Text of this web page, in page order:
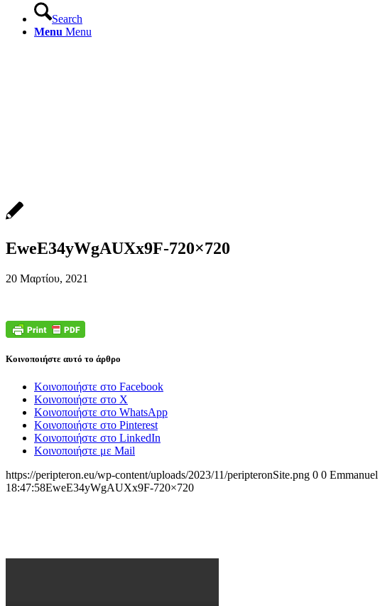
Search
Menu Menu
EweE34yWgAUXx9F-720×720
20 Μαρτίου, 2021
Κοινοποιήστε αυτό το άρθρο
Κοινοποιήστε στο Facebook
Κοινοποιήστε στο X
Κοινοποιήστε στο WhatsApp
Κοινοποιήστε στο Pinterest
Κοινοποιήστε στο LinkedIn
Κοινοποιήστε με Mail
https://peripteron.eu/wp-content/uploads/2023/11/peripteronSite.png 0 0 Emmanuel
18:47:58EweE34yWgAUXx9F-720×720